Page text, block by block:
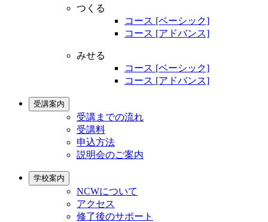
つくる
コース [ベーシック]
コース [アドバンス]
みせる
コース [ベーシック]
コース [アドバンス]
受講案内
受講までの流れ
受講料
申込方法
説明会のご案内
学校案内
NCWについて
アクセス
修了後のサポート